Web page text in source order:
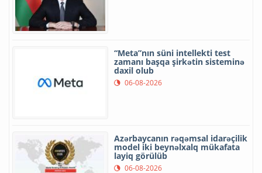
“Meta”nın süni intellekti test
zamanı başqa şirkətin sisteminə
daxil olub
06-08-2026
Azərbaycanın rəqəmsal idarəçilik
model iki beynəlxalq mükafata
layiq görülüb
06-08-2026